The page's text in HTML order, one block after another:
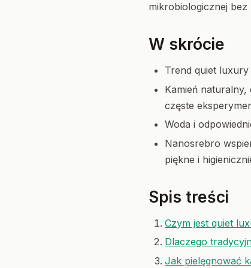
mikrobiologicznej
W skrócie
Trend quiet luxury
Kamień
częste
Woda i
Nanosrebro
piękne i
Spis treści
Czym jest quiet
Dlaczego
Jak pielęgnować